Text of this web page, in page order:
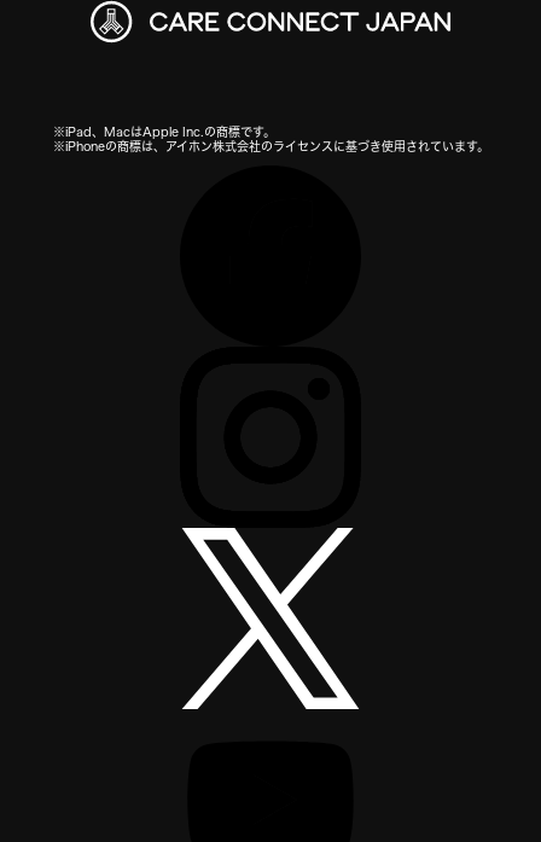
※iPad、MacはApple Inc.の商標です。
※iPhoneの商標は、アイホン株式会社のライセンスに基づき使用されています。